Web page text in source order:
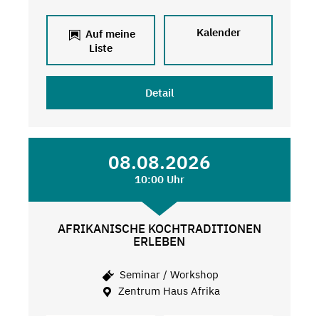
Auf meine
Liste
Kalender
Detail
08.08.2026
10:00 Uhr
AFRIKANISCHE KOCHTRADITIONEN
ERLEBEN
Seminar / Workshop
Zentrum Haus Afrika